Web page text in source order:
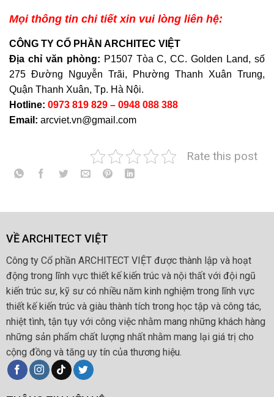
Mọi thông tin chi tiết xin vui lòng liên hệ:
CÔNG TY CỔ PHẦN ARCHITEC VIỆT
Địa chỉ văn phòng: P1507 Tòa C, CC. Golden Land, số
275 Đường Nguyễn Trãi, Phường Thanh Xuân Trung,
Quận Thanh Xuân, Tp. Hà Nội.
Hotline: 0973 819 829 – 0948 088 388
Email: arcviet.vn@gmail.com
Rate this post
VỀ ARCHITECT VIỆT
Công ty Cổ phần ARCHITECT VIỆT được thành lập và hoạt
động trong lĩnh vực thiết kế kiến trúc và nội thất với đội ngũ
kiến trúc sư, kỹ sư có nhiều năm kinh nghiệm trong lĩnh vực
thiết kế kiến trúc và giàu thành tích trong học tập và công tác,
nhiệt tình, tận tụy với công việc nhằm mang những khách hàng
những sản phẩm chất lượng nhất nhằm mang lại giá trị cho
cộng đồng và tăng uy tín của thương hiệu.